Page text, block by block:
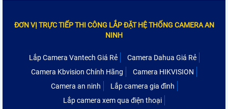
ĐƠN VỊ TRỰC TIẾP THI CÔNG LẮP ĐẶT HỆ THỐNG CAMERA AN
NINH
Lắp Camera Vantech Giá Rẻ
Camera Dahua Giá Rẻ
Camera Kbvision Chính Hãng
Camera HIKVISION
Camera an ninh
Lắp camera gia đình
Lắp camera xem qua điện thoại